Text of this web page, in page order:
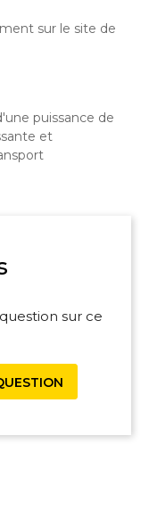
sur le site de
puissance de
et
sur ce